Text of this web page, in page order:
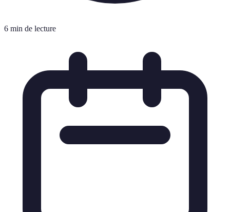
6 min de lecture